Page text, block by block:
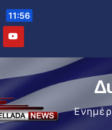
11:56